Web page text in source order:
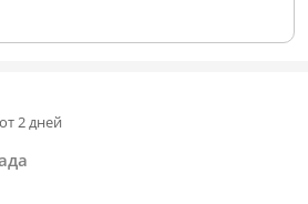
2 дней